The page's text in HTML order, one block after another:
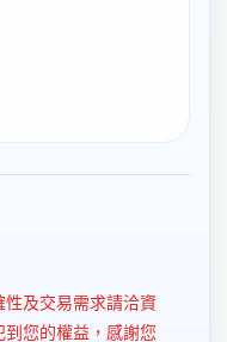
及交易需求請洽資
您的權益，感謝您